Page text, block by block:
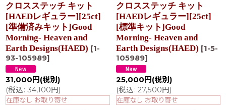
クロスステッチ キット
[HAEDレギュラー][25ct]
[準備済みキット]Good
Morning- Heaven and
Earth Designs(HAED) [1-
93-105989]
31,000 円 (税別)
(税込: 34,100円)
在庫なし お取り寄せ
クロスステッチ キット
[HAEDレギュラー][25ct]
[標準キット]Good
Morning- Heaven and
Earth Designs(HAED) [1-5-
105989]
25,000 円 (税別)
(税込: 27,500円)
在庫なし お取り寄せ